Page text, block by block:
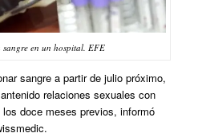
sangre en un hospital. EFE
sangre a partir de julio próximo,
relaciones sexuales con
doce meses previos, informó